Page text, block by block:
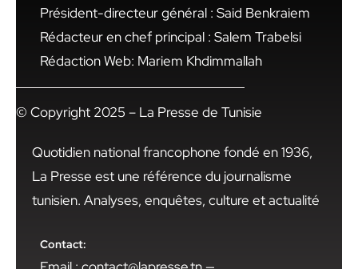
Président-directeur général : Said Benkraiem
Rédacteur en chef principal : Salem Trabelsi
Rédaction Web: Mariem Khdimmallah
© Copyright 2025 – La Presse de Tunisie
Quotidien national francophone fondé en 1936,
La Presse est une référence du journalisme
tunisien. Analyses, enquêtes, culture et actualité
Contact: